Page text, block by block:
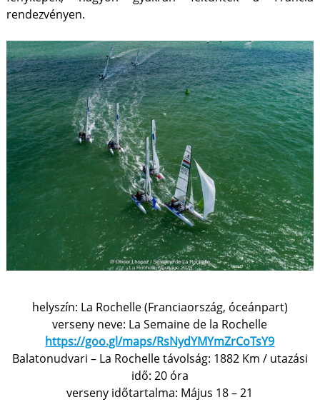
rendezvényen.
helyszín: La Rochelle (Franciaország, óceánpart)
verseny neve: La Semaine de la Rochelle
https://goo.gl/maps/RsNydYMYmZrCoTsY9
Balatonudvari – La Rochelle távolság: 1882 Km / utazási
idő: 20 óra
verseny időtartalma: Május 18 – 21